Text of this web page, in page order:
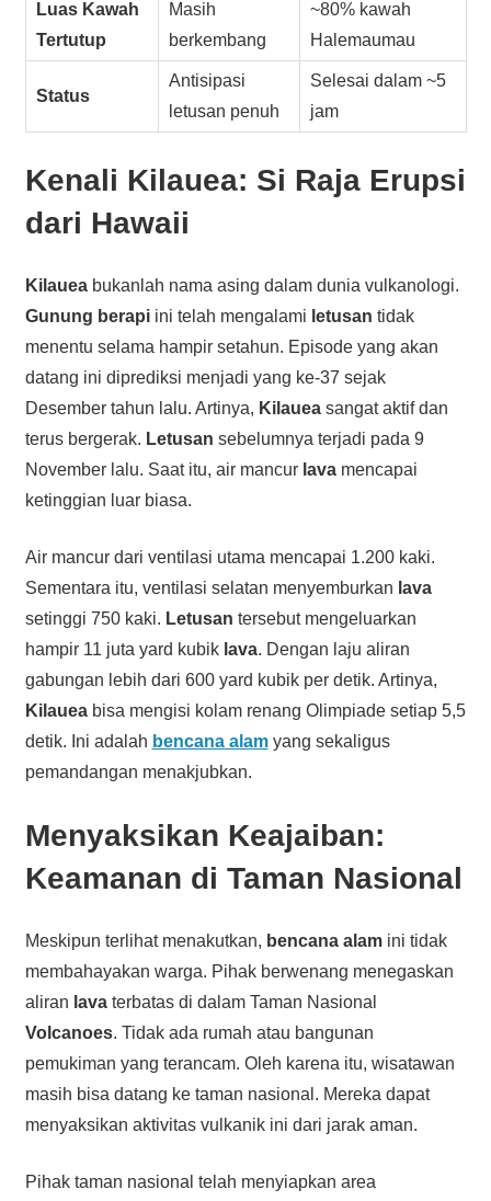
Luas Kawah
Tertutup
Masih
berkembang
~80% kawah
Halemaumau
Status
Antisipasi
letusan penuh
Selesai dalam ~5
jam
Kenali Kilauea: Si Raja Erupsi
dari Hawaii
Kilaueabukanlah nama asing dalam dunia vulkanologi.
Gunung berapiini telah mengalami letusan tidak
menentu selama hampir setahun. Episode yang akan
datang ini diprediksi menjadi yang ke-37 sejak
Desember tahun lalu. Artinya, Kilaueasangat aktif dan
terus bergerak. Letusan sebelumnya terjadi pada 9
November lalu. Saat itu, air mancur lavamencapai
ketinggian luar biasa.
Air mancur dari ventilasi utama mencapai 1.200 kaki.
Sementara itu, ventilasi selatan menyemburkan lava
setinggi 750 kaki. Letusan tersebut mengeluarkan
hampir 11 juta yard kubik lava. Dengan laju aliran
gabungan lebih dari 600 yard kubik per detik. Artinya,
Kilaueabisa mengisi kolam renang Olimpiade setiap 5,5
detik. Ini adalah bencana alamyang sekaligus
pemandangan menakjubkan.
Menyaksikan Keajaiban:
Keamanan di Taman Nasional
Meskipun terlihat menakutkan, bencana alamini tidak
membahayakan warga. Pihak berwenang menegaskan
aliran lavaterbatas di dalam Taman Nasional
Volcanoes. Tidak ada rumah atau bangunan
pemukiman yang terancam. Oleh karena itu, wisatawan
masih bisa datang ke taman nasional. Mereka dapat
menyaksikan aktivitas vulkanik ini dari jarak aman.
Pihak taman nasional telah menyiapkan area